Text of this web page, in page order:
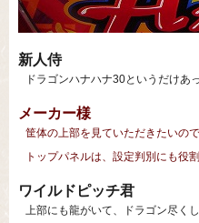
新人侍
ドラゴンハナハナ30というだけあ
メーカー様
筐体の上部を見ていただきたいの
トップパネルは、設定判別にも役
ワイルドピッチ君
上部にも龍がいて、ドラゴン尽く